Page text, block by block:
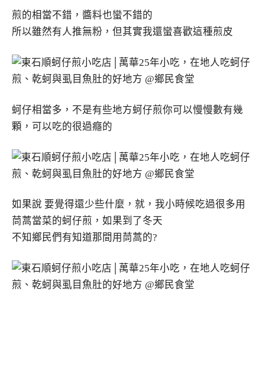
煎的相當不錯，醬料也蠻不錯的
所以雖然有人推無粉，但其實我還蠻喜歡這種煎皮
蚵仔相當多，不是有些地方蚵仔煎你可以慢慢數有幾
顆，可以吃的很過癮的
如果說 要覺得還少些什麼，就，我小時候吃過很多用
茼蒿當菜的蚵仔煎，如果到了冬天
不知鄉民們有知道那間用茼蒿的?